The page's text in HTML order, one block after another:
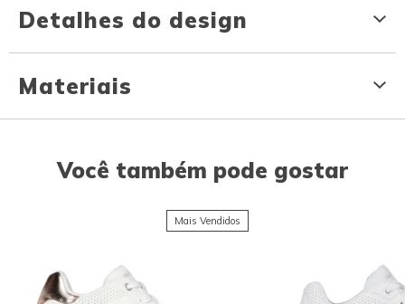
Detalhes do design
Materiais
Você também pode gostar
Mais Vendidos